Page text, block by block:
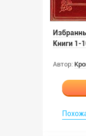
Книги 1-
Автор: